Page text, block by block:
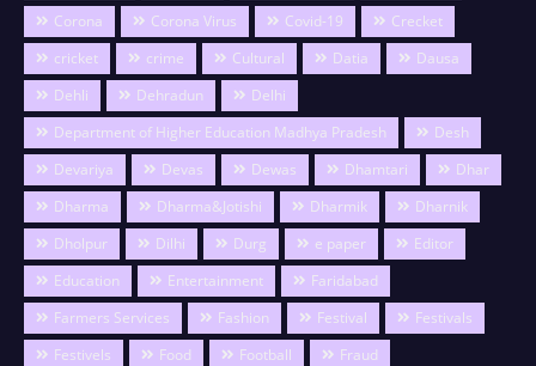
Corona
Corona Virus Covid-19
Crecket
cricket
crime Cultural Datia
Dausa
Dehli
Dehradun
Delhi
Department of Higher Education Madhya Pradesh
Desh
Devariya
Devas Dewas Dhamtari
Dhar
Dharma
Dharma&Jotishi Dharmik
Dharnik
Dholpur
Dilhi Durg e paper
Editor
Education
Entertainment
Faridabad
Farmers Services
Fashion Festival
Festivals
Festivels
Food Football
Fraud